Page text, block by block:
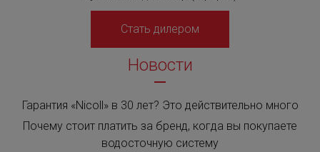
Стать дилером
Новости
Гарантия «Nicoll» в 30 лет? Это действительно много
Почему стоит платить за бренд, когда вы покупаете
водосточную систему